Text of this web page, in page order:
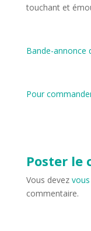
touchant et
Bande-annonce
Pour
Poster le
Vous devez
commentaire.